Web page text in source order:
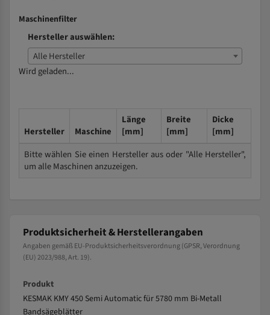
Maschinenfilter
Hersteller auswählen:
Alle Hersteller
Wird geladen...
Hersteller Maschine
Länge
[mm]
Breite
[mm]
Dicke
[mm]
Bitte wählen Sie einen Hersteller aus oder "Alle Hersteller",
um alle Maschinen anzuzeigen.
Produktsicherheit & Herstellerangaben
Angaben gemäß EU-Produktsicherheitsverordnung (GPSR, Verordnung
(EU) 2023/988, Art. 19).
Produkt
KESMAK KMY 450 Semi Automatic für 5780 mm Bi-Metall
Bandsägeblätter